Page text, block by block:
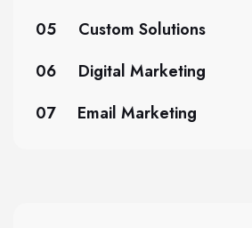
05
Custom Solutions
06
Digital Marketing
07
Email Marketing